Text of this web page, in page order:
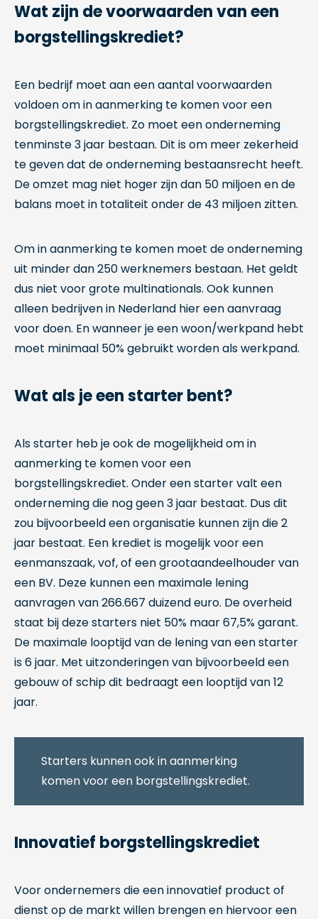
Wat zijn de voorwaarden van een
borgstellingskrediet?
Een bedrijf moet aan een aantal voorwaarden
voldoen om in aanmerking te komen voor een
borgstellingskrediet. Zo moet een onderneming
tenminste 3 jaar bestaan. Dit is om meer zekerheid
te geven dat de onderneming bestaansrecht heeft.
De omzet mag niet hoger zijn dan 50 miljoen en de
balans moet in totaliteit onder de 43 miljoen zitten.
Om in aanmerking te komen moet de onderneming
uit minder dan 250 werknemers bestaan. Het geldt
dus niet voor grote multinationals. Ook kunnen
alleen bedrijven in Nederland hier een aanvraag
voor doen. En wanneer je een woon/werkpand hebt
moet minimaal 50% gebruikt worden als werkpand.
Wat als je een starter bent?
Als starter heb je ook de mogelijkheid om in
aanmerking te komen voor een
borgstellingskrediet. Onder een starter valt een
onderneming die nog geen 3 jaar bestaat. Dus dit
zou bijvoorbeeld een organisatie kunnen zijn die 2
jaar bestaat. Een krediet is mogelijk voor een
eenmanszaak, vof, of een grootaandeelhouder van
een BV. Deze kunnen een maximale lening
aanvragen van 266.667 duizend euro. De overheid
staat bij deze starters niet 50% maar 67,5% garant.
De maximale looptijd van de lening van een starter
is 6 jaar. Met uitzonderingen van bijvoorbeeld een
gebouw of schip dit bedraagt een looptijd van 12
jaar.
Starters kunnen ook in aanmerking
komen voor een borgstellingskrediet.
Innovatief borgstellingskrediet
Voor ondernemers die een innovatief product of
dienst op de markt willen brengen en hiervoor een